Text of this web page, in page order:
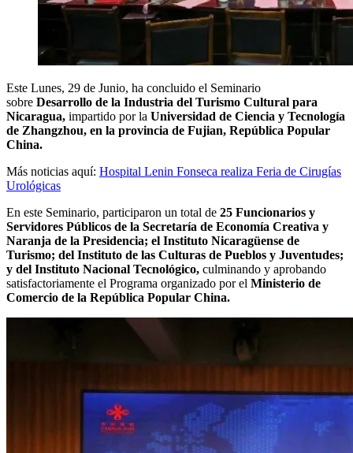
Este Lunes, 29 de Junio, ha concluido el Seminario
sobre Desarrollo de la Industria del Turismo Cultural para
Nicaragua, impartido por la Universidad de Ciencia y Tecnología
de Zhangzhou, en la provincia de Fujian, República Popular
China.
Más noticias aquí: Hospital Lenin Fonseca realiza Feria de Cirugías
Urológicas
En este Seminario, participaron un total de 25 Funcionarios y
Servidores Públicos de la Secretaría de Economía Creativa y
Naranja de la Presidencia; el Instituto Nicaragüense de
Turismo; del Instituto de las Culturas de Pueblos y Juventudes;
y del Instituto Nacional Tecnológico, culminando y aprobando
satisfactoriamente el Programa organizado por el Ministerio de
Comercio de la República Popular China.